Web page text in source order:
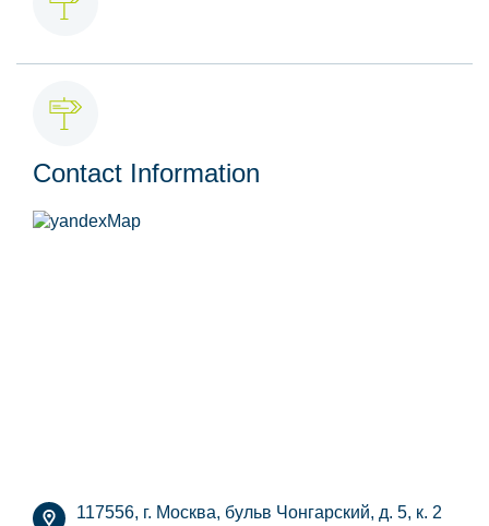
Contact Information
117556, г. Москва, бульв Чонгарский, д. 5, к. 2